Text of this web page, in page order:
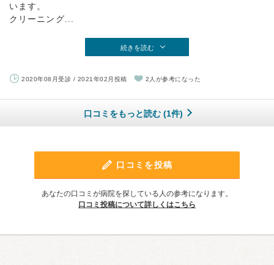
います。
クリーニング...
続きを読む
2020年08月受診 / 2021年02月投稿 2人が参考になった
口コミをもっと読む (1件)
口コミを投稿
あなたの口コミが病院を探している人の参考になります。
口コミ投稿について詳しくはこちら